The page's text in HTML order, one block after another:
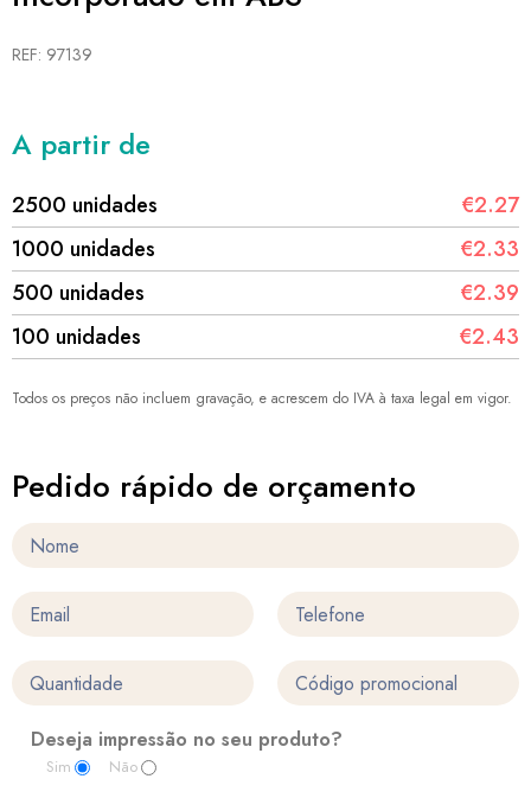
REF: 97139
A partir de
2500 unidades
€2.27
1000 unidades
€2.33
500 unidades
€2.39
100 unidades
€2.43
Todos os preços não incluem gravação, e acrescem do IVA à taxa legal em vigor.
Pedido rápido de orçamento
Deseja impressão no seu produto?
Sim
Não